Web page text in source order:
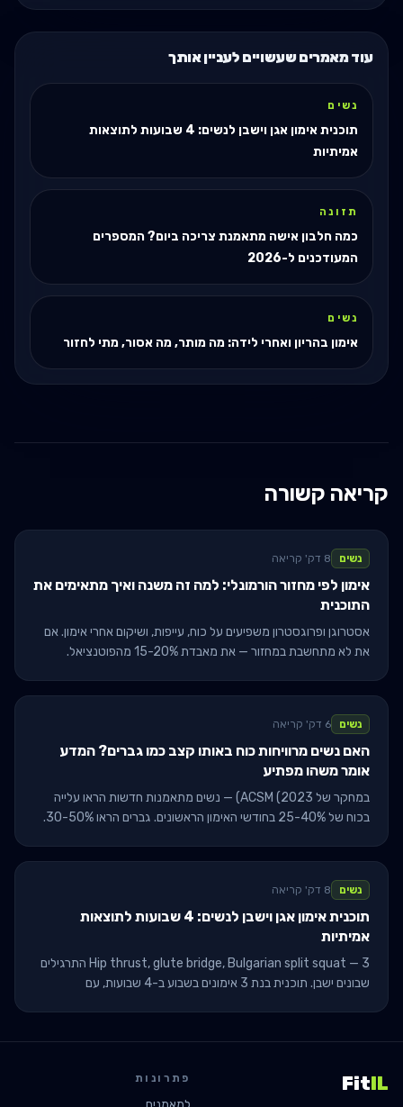
עוד מאמרים שעשויים לעניין אותך
נשים
תוכנית אימון אגן וישבן לנשים: 4 שבועות לתוצאות
אמיתיות
תזונה
כמה חלבון אישה מתאמנת צריכה ביום? המספרים
המעודכנים ל-2026
נשים
אימון בהריון ואחרי לידה: מה מותר, מה אסור, מתי לחזור
קריאה קשורה
נשים 8 דק' קריאה
אימון לפי מחזור הורמונלי: למה זה משנה ואיך מתאימים את
התוכנית
אסטרוגן ופרוגסטרון משפיעים על כוח, עייפות, ושיקום אחרי אימון. אם
את לא מתחשבת במחזור — את מאבדת 15-20% מהפוטנציאל.
נשים 6 דק' קריאה
האם נשים מרוויחות כוח באותו קצב כמו גברים? המדע
אומר משהו מפתיע
במחקר של ACSM (2023) — נשים מתאמנות חדשות הראו עלייה
בכוח של 25-40% בחודשי האימון הראשונים. גברים הראו 30-50%.
נשים 8 דק' קריאה
תוכנית אימון אגן וישבן לנשים: 4 שבועות לתוצאות
אמיתיות
Hip thrust, glute bridge, Bulgarian split squat — 3 התרגילים
שבונים ישבן. תוכנית בנת 3 אימונים בשבוע ב-4 שבועות, עם
FitIL פתרונות